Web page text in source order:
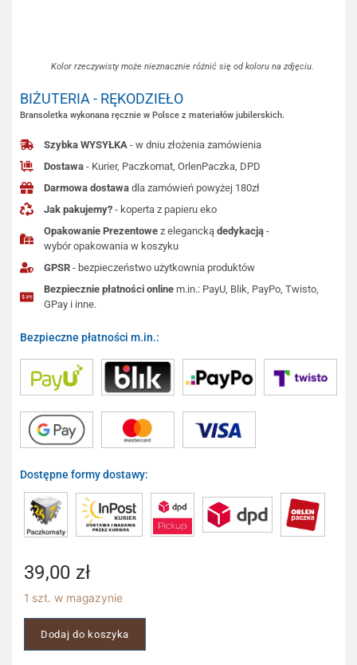
Kolor rzeczywisty może nieznacznie różnić się od koloru na zdjęciu.
BIŻUTERIA - RĘKODZIEŁO
Bransoletka wykonana ręcznie w Polsce z materiałów jubilerskich.
Szybka WYSYŁKA - w dniu złożenia zamówienia
Dostawa - Kurier, Paczkomat, OrlenPaczka, DPD
Darmowa dostawa dla zamówień powyżej 180zł
Jak pakujemy? - koperta z papieru eko
Opakowanie Prezentowe z eleganckądedykacją -
wybór opakowania w koszyku
GPSR - bezpieczeństwo użytkownia produktów
Bezpiecznie płatności online m.in.: PayU, Blik, PayPo, Twisto,
GPay i inne.
Bezpieczne płatności m.in.:
Dostępne formy dostawy:
39,00 zł
1 szt. w magazynie
Dodaj do koszyka